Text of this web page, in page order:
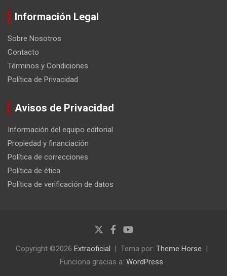
Información Legal
Sobre Nosotros
Contacto
Términos y Condiciones
Política de Privacidad
Avisos de Privacidad
Información del equipo editorial
Propiedad y financiación
Política de correcciones
Política de ética
Política de verificación de datos
Copyright ©2026 Extraoficial Tema por: Theme Horse
Funciona gracias a: WordPress